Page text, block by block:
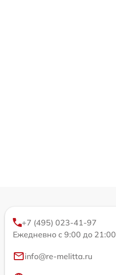
+7 (495) 023-41-97
Ежедневно с 9:00 до 21:00
info@re-melitta.ru